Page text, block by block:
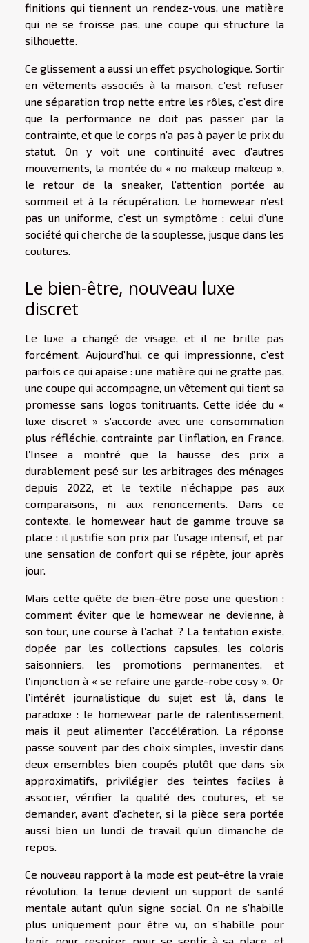
finitions qui tiennent un rendez-vous, une matière
qui ne se froisse pas, une coupe qui structure la
silhouette.
Ce glissement a aussi un effet psychologique. Sortir
en vêtements associés à la maison, c’est refuser
une séparation trop nette entre les rôles, c’est dire
que la performance ne doit pas passer par la
contrainte, et que le corps n’a pas à payer le prix du
statut. On y voit une continuité avec d’autres
mouvements, la montée du « no makeup makeup »,
le retour de la sneaker, l’attention portée au
sommeil et à la récupération. Le homewear n’est
pas un uniforme, c’est un symptôme : celui d’une
société qui cherche de la souplesse, jusque dans les
coutures.
Le bien-être, nouveau luxe
discret
Le luxe a changé de visage, et il ne brille pas
forcément. Aujourd’hui, ce qui impressionne, c’est
parfois ce qui apaise : une matière qui ne gratte pas,
une coupe qui accompagne, un vêtement qui tient sa
promesse sans logos tonitruants. Cette idée du «
luxe discret » s’accorde avec une consommation
plus réfléchie, contrainte par l’inflation, en France,
l’Insee a montré que la hausse des prix a
durablement pesé sur les arbitrages des ménages
depuis 2022, et le textile n’échappe pas aux
comparaisons, ni aux renoncements. Dans ce
contexte, le homewear haut de gamme trouve sa
place : il justifie son prix par l’usage intensif, et par
une sensation de confort qui se répète, jour après
jour.
Mais cette quête de bien-être pose une question :
comment éviter que le homewear ne devienne, à
son tour, une course à l’achat ? La tentation existe,
dopée par les collections capsules, les coloris
saisonniers, les promotions permanentes, et
l’injonction à « se refaire une garde-robe cosy ». Or
l’intérêt journalistique du sujet est là, dans le
paradoxe : le homewear parle de ralentissement,
mais il peut alimenter l’accélération. La réponse
passe souvent par des choix simples, investir dans
deux ensembles bien coupés plutôt que dans six
approximatifs, privilégier des teintes faciles à
associer, vérifier la qualité des coutures, et se
demander, avant d’acheter, si la pièce sera portée
aussi bien un lundi de travail qu’un dimanche de
repos.
Ce nouveau rapport à la mode est peut-être la vraie
révolution, la tenue devient un support de santé
mentale autant qu’un signe social. On ne s’habille
plus uniquement pour être vu, on s’habille pour
tenir, pour respirer, pour se sentir à sa place, et